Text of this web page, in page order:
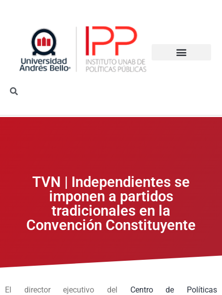
TVN | Independientes se
imponen a partidos
tradicionales en la
Convención Constituyente
El director ejecutivo del Centro de Políticas